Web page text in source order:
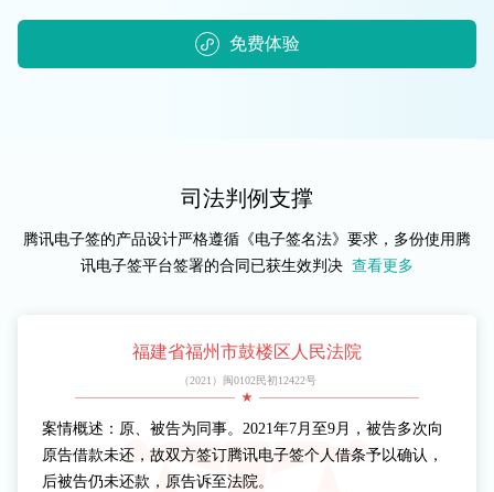
免费体验
司法判例支撑
腾讯电子签的产品设计严格遵循《电子签名法》要求，多份使用腾
讯电子签平台签署的合同已获生效判决 查看更多
福建省福州市鼓楼区人民法院
（2021）闽0102民初12422号
案情概述：原、被告为同事。2021年7月至9月，被告多次向
原告借款未还，故双方签订腾讯电子签个人借条予以确认，
后被告仍未还款，原告诉至法院。